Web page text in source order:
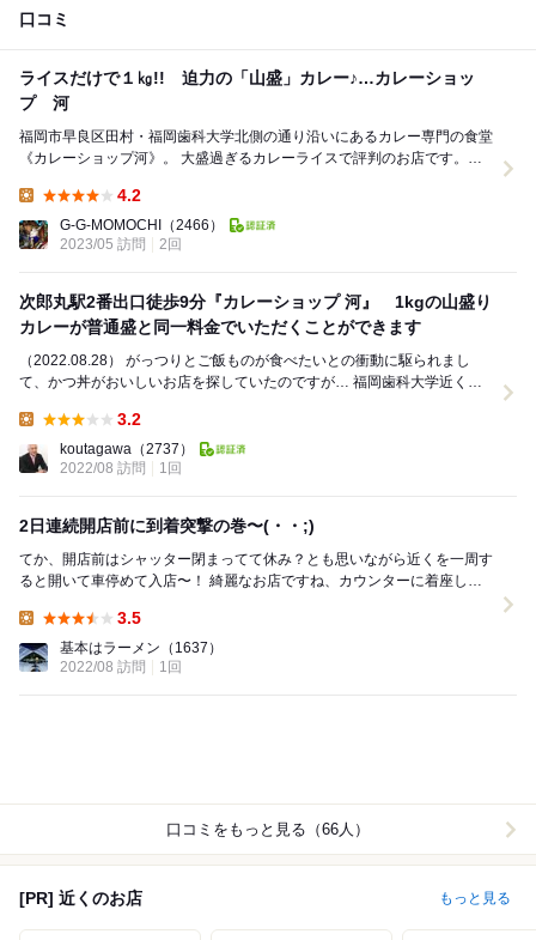
口コミ
ライスだけで１㎏!! 迫力の「山盛」カレー♪…カレーショッ
プ 河
福岡市早良区田村・福岡歯科大学北側の通り沿いにあるカレー専門の食堂
《カレーショップ河》。 大盛過ぎるカレーライスで評判のお店です。
4.2
G‐G-MOMOCHI
（2466）
2023/05 訪問
2回
次郎丸駅2番出口徒歩9分『カレーショップ 河』 1kgの山盛り
カレーが普通盛と同一料金でいただくことができます
（2022.08.28） がっつりとご飯ものが食べたいとの衝動に駆られまし
て、かつ丼がおいしいお店を探していたのですが… 福岡歯科大学近く
3.2
koutagawa （2737）
2022/08 訪問
1回
2日連続開店前に到着突撃の巻〜(・・;)
てか、開店前はシャッター閉まってて休み？とも思いながら近くを一周す
ると開いて車停めて入店〜！ 綺麗なお店ですね、カウンターに着座しま
3.5
基本はラーメン （1637）
2022/08 訪問
1回
口コミをもっと見る（66人）
[PR] 近くのお店 もっと見る